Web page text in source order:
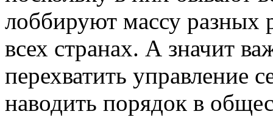
лоббируют массу
всех странах. А значит
перехватить управление
наводить порядок в